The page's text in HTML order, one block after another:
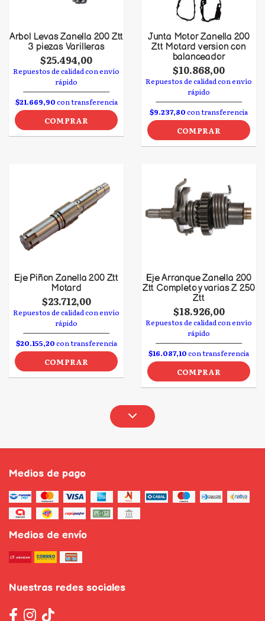
Arbol Levas Zanella 200 Ztt
3 piezas Varilleras
$25.494,00
Repuestos de calidad con envío
rápido
$21.669,90con transferencia
COMPRAR
Junta Motor Zanella 200
Ztt Motard version con
balanceador
$10.868,00
Repuestos de calidad con envío
rápido
$9.237,80con transferencia
COMPRAR
Eje Piñon Zanella 200 Ztt
Motard
$23.712,00
Repuestos de calidad con envío
rápido
$20.155,20con transferencia
COMPRAR
Eje Arranque Zanella 200
Ztt Completo y varias Z 250
Ztt
$18.926,00
Repuestos de calidad con envío
rápido
$16.087,10con transferencia
COMPRAR
Medios de pago
Medios de envío
Nuestras redes sociales